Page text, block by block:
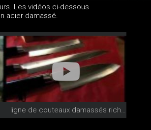
Les vidéos ci-dessous
acier damassé.
ligne de couteaux damassés riche et variée